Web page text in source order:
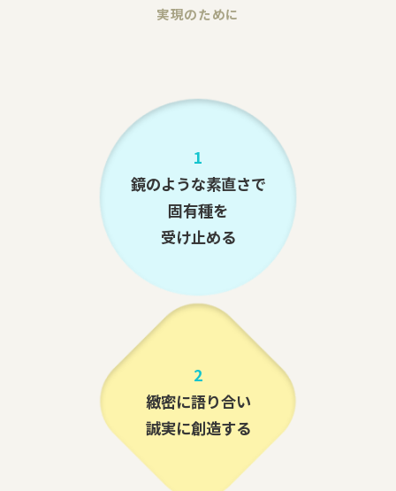
実現のために
1
鏡のような素直さで
固有種を
受け止める
2
緻密に語り合い
誠実に創造する